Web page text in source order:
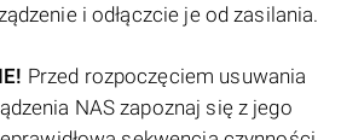
i odłączcie je od zasilania.
Przed rozpoczęciem usuwania
NAS zapoznaj się z jego